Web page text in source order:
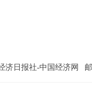
济日报社-中国经济网